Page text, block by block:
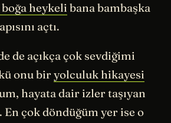
heykeli bana bambaşka
açtı.
de açıkça çok sevdiğimi
onu biryolculuk hikayesi
hayata dair izler taşıyan
çok döndüğüm yer ise o